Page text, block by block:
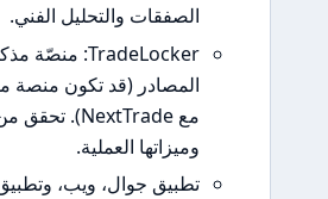
الصفقات والتحليل الفني.
TradeLocker: منصّة مذكورة لدى
المصادر (قد تكون منصة مملوكة/متكاملة
مع NextTrade). تحقق من توفرها
وميزاتها العملية.
تطبيق جوال، ويب، وتطبيق سطح مكتب